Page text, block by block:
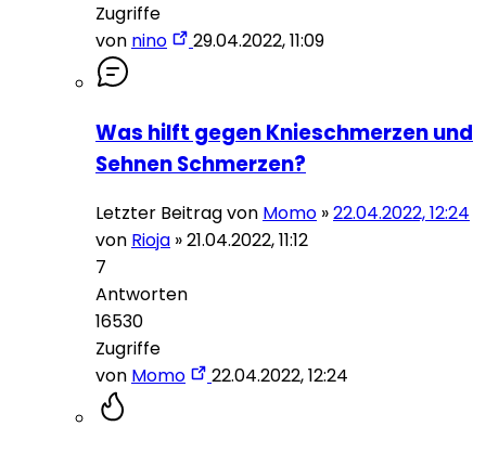
Zugriffe
von nino 29.04.2022, 11:09
Was hilft gegen Knieschmerzen und
Sehnen Schmerzen?
Letzter Beitrag von Momo »22.04.2022, 12:24
von Rioja »21.04.2022, 11:12
7
Antworten
16530
Zugriffe
von Momo 22.04.2022, 12:24